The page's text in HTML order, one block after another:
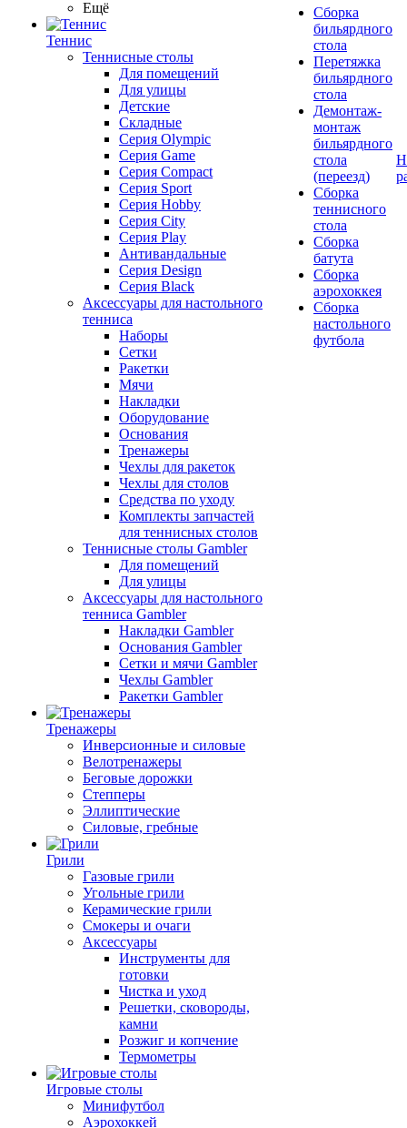
Ещё
Теннис
Теннисные столы
Для помещений
Для улицы
Детские
Складные
Серия Olympic
Серия Game
Серия Compact
Серия Sport
Серия Hobby
Серия City
Серия Play
Антивандальные
Серия Design
Серия Black
Аксессуары для настольного
тенниса
Наборы
Сетки
Ракетки
Мячи
Накладки
Оборудование
Основания
Тренажеры
Чехлы для ракеток
Чехлы для столов
Средства по уходу
Комплекты запчастей
для теннисных столов
Теннисные столы Gambler
Для помещений
Для улицы
Аксессуары для настольного
тенниса Gambler
Накладки Gambler
Основания Gambler
Сетки и мячи Gambler
Чехлы Gambler
Ракетки Gambler
Тренажеры
Инверсионные и силовые
Велотренажеры
Беговые дорожки
Степперы
Эллиптические
Силовые, гребные
Грили
Газовые грили
Угольные грили
Керамические грили
Смокеры и очаги
Аксессуары
Инструменты для
готовки
Чистка и уход
Решетки, сковороды,
камни
Розжиг и копчение
Термометры
Игровые столы
Минифутбол
Аэрохоккей
Сборка
бильярдного
стола
Перетяжка
бильярдного
стола
Демонтаж-
монтаж
бильярдного
стола
(переезд)
Сборка
теннисного
стола
Сборка
батута
Сборка
аэрохоккея
Сборка
настольного
футбола